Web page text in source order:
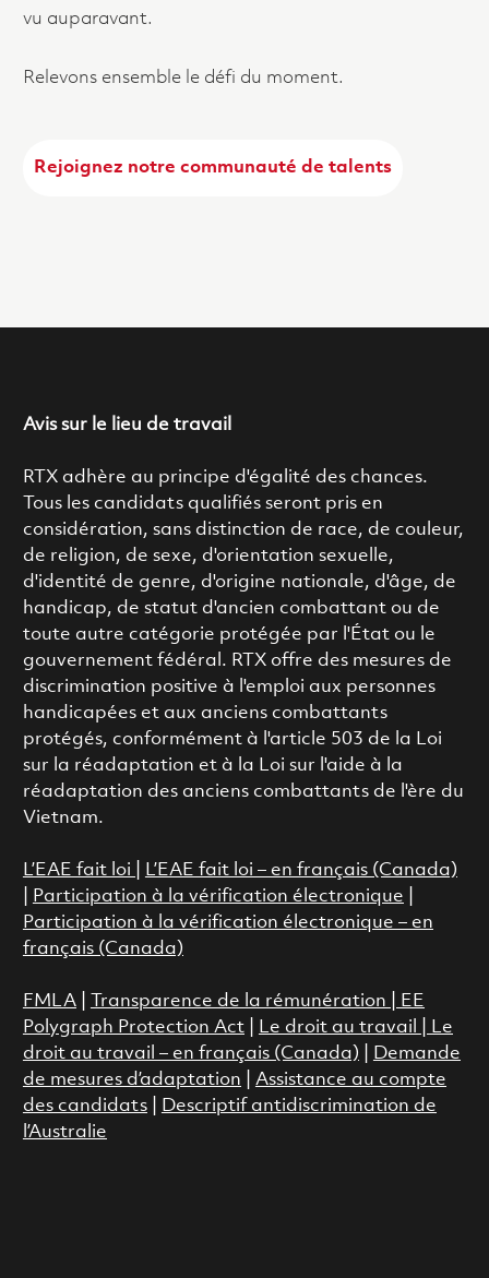
vu auparavant.
Relevons ensemble le défi du moment.
Rejoignez notre communauté de talents
Avis sur le lieu de travail
RTX adhère au principe d'égalité des chances.
Tous les candidats qualifiés seront pris en
considération, sans distinction de race, de couleur,
de religion, de sexe, d'orientation sexuelle,
d'identité de genre, d'origine nationale, d'âge, de
handicap, de statut d'ancien combattant ou de
toute autre catégorie protégée par l'État ou le
gouvernement fédéral. RTX offre des mesures de
discrimination positive à l'emploi aux personnes
handicapées et aux anciens combattants
protégés, conformément à l'article 503 de la Loi
sur la réadaptation et à la Loi sur l'aide à la
réadaptation des anciens combattants de l'ère du
Vietnam.
L’EAE fait loi
L’EAE fait loi – en français (Canada)
Participation à la vérification électronique
Participation à la vérification électronique – en
français (Canada)
FMLA| Transparence de la rémunération |
EE
Polygraph Protection Act
Le droit au travail
Le
droit au travail – en français (Canada)
Demande
de mesures d’adaptation
Assistance au compte
des candidats|
Descriptif antidiscrimination de
l’Australie